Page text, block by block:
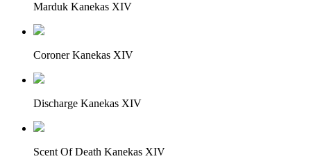
Marduk Kanekas XIV
Coroner Kanekas XIV
Discharge Kanekas XIV
Scent Of Death Kanekas XIV